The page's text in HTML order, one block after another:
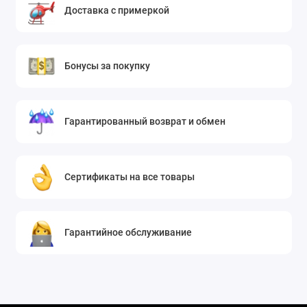
подобрать идеальную пару.
Доставка с примеркой
Бонусы за покупку
Гарантированный возврат и обмен
Сертификаты на все товары
Гарантийное обслуживание